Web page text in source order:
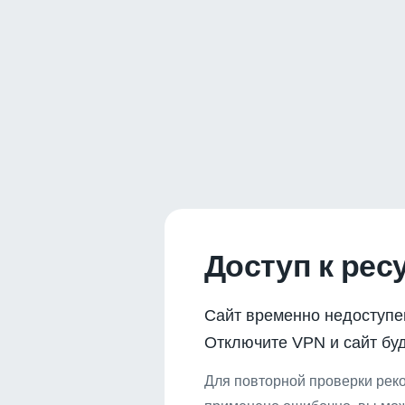
Доступ к
Сайт временно
Отключите VPN и сайт
Для повторной проверки